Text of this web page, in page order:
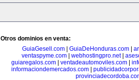
Otros dominios en venta:
GuiaGesell.com| GuiaDeHonduras.com|
ventaspyme.com
webhostingpro.net|
guiaregalos.com| ventadeautomoviles.com|
informaciondemercados.com|